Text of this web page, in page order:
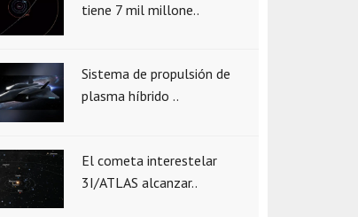
tiene 7 mil millone..
Sistema de propulsión de
plasma híbrido ..
El cometa interestelar
3I/ATLAS alcanzar..